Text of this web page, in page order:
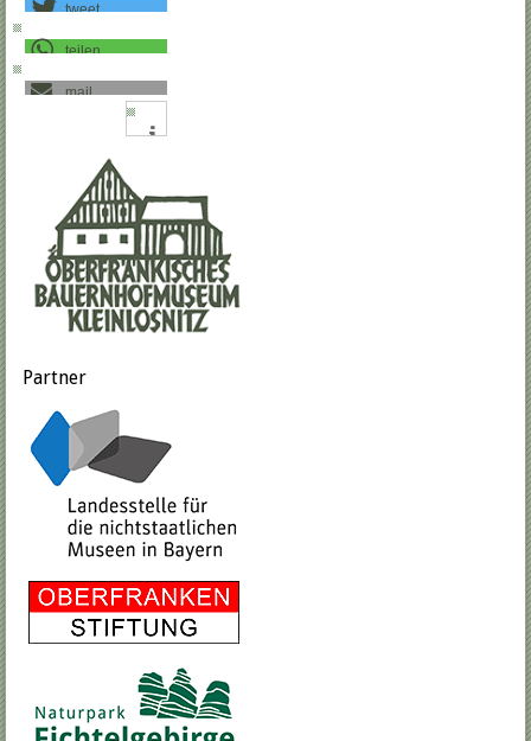
tweet
teilen
mail
Partner